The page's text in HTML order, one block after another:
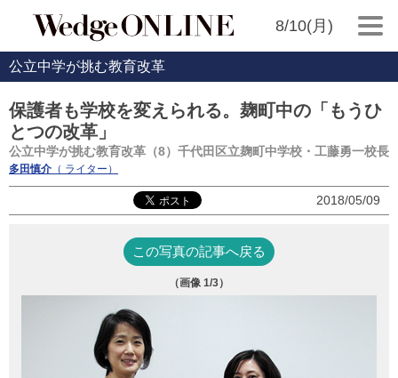
8/10(月)
公立中学が挑む教育改革
保護者も学校を変えられる。麹町中の「もうひ
とつの改革」
公立中学が挑む教育改革（8）千代田区立麹町中学校・工藤勇一校長
多田慎介 （ ライター）
2018/05/09
この写真の記事へ戻る
（画像 1/3）